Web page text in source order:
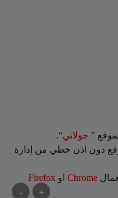
+
-
” جولاني“.
دون اذن خطي من إدارة
Chrome او Firefox